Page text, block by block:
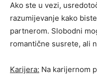
Ako ste u vezi,
razumijevanje kako
partnerom. Slobodni
romantične susrete, ali
Karijera: Na karijernom